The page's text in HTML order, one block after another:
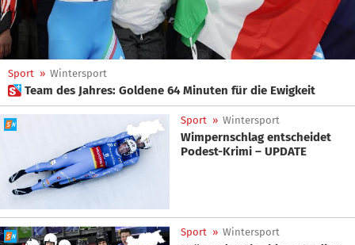
Sport » Wintersport
 Team des Jahres: Goldene 64 Minuten für die Ewigkeit
Sport » Wintersport
Wimpernschlag entscheidet
Podest-Krimi – UPDATE
Sport » Wintersport